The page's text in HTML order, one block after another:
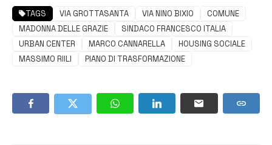
TAGS VIA GROTTASANTA VIA NINO BIXIO
COMUNE
MADONNA DELLE GRAZIE
SINDACO FRANCESCO ITALIA
URBAN CENTER
MARCO CANNARELLA
HOUSING SOCIALE
MASSIMO RIILI
PIANO DI TRASFORMAZIONE